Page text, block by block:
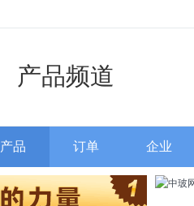
产品频道
产品 订单 企业